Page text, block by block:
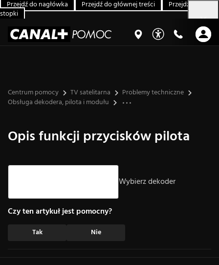
Przejdź do nagłówka Przejdź do głównej treści
Przejdź do
stopki
Centrum pomocy TV satelitarna
Problemy techniczne
Obsługa dekodera, pilota i modułu
Opis funkcji przycisków pilota
Wybierz dekoder
Strzałki góra/dół – nawigacja, Enter – wybór.
Czy ten artykuł jest pomocny?
Tak Nie